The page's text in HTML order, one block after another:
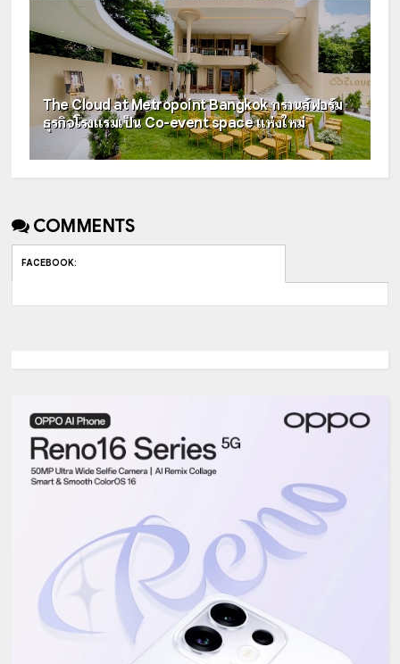
The Cloud at Metropoint Bangkok ทรานส์ฟอร์ม
ธุรกิจโรงแรมเป็น Co-event space แห่งใหม่
COMMENTS
FACEBOOK: